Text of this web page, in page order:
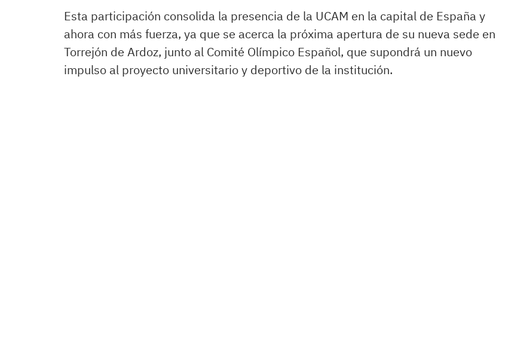
Esta participación consolida la presencia de la UCAM en la capital de España y
ahora con más fuerza, ya que se acerca la próxima apertura de su nueva sede en
Torrejón de Ardoz, junto al Comité Olímpico Español, que supondrá un nuevo
impulso al proyecto universitario y deportivo de la institución.